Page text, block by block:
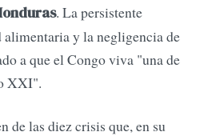
. La persistente
y la negligencia de
a que el Congo viva "una de
XXI".
de las diez crisis que, en su